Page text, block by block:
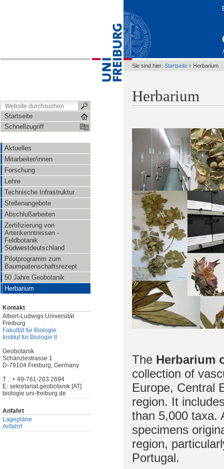
Startseite
Schnellzugriff
Aktuelles
Mitarbeiter/innen
Forschung
Lehre
Technische Infrastruktur
Stellenangebote
Abschlußarbeiten
Zertifizierung von
Artenkenntnissen -
Feldbotanik
Südwestdeutschland
Pilotprogramm zum
Baumpatenschaftsrezept
50 Jahre Geobotanik
Herbarium
Kontakt
Albert-Ludwigs Universität
Freiburg
Fakultät für Biologie
Institut für Biologie II
Geobotanik
Schänzlestrasse 1
D-79104 Freiburg, Germany
T .: + 49-761-203 2694
E: sekretariat.geobotanik [AT]
biologie.uni-freiburg.de
Anfahrt
Lagepläne
Anfahrt
Sie sind hier: Startseite › Herbarium
Herbarium
The Herbarium
collection of
Europe, Central
region. It
than 5,000 taxa.
specimens
region,
Portugal.